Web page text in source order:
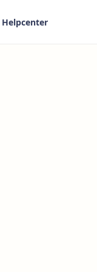
Helpcenter